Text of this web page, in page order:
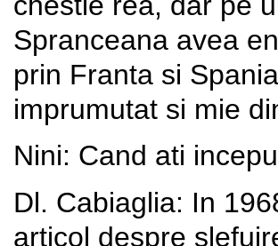
Spranceana avea
prin Franta si
imprumutat si mie
Nini: Cand ati
Dl. Cabiaglia: In
articol despre